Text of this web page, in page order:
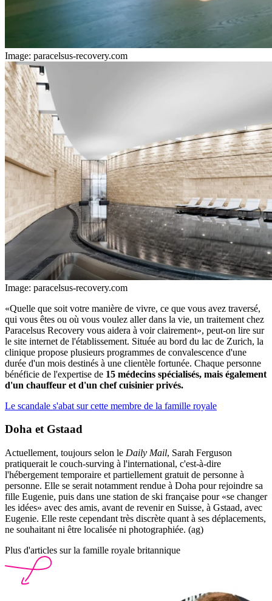
Image: paracelsus-recovery.com
Image: paracelsus-recovery.com
«Quelle que soit votre manière de vivre, ce que vous avez traversé,
qui vous êtes ou où vous voulez aller dans la vie, un traitement chez
Paracelsus Recovery vous aidera à voir clairement», peut-on lire sur
le site internet de l'établissement. Située au bord du lac de Zurich, la
clinique propose plusieurs programmes de convalescence d'une
durée d'un mois destinés à une clientèle fortunée. Chaque personne
bénéficie de l'expertise de 15 médecins spécialisés, mais également
d'un chauffeur et d'un chef cuisinier privés.
Le scandale s'abat sur cette membre de la famille royale
Doha et Gstaad
Actuellement, toujours selon le Daily Mail, Sarah Ferguson
pratiquerait le couch-surving à l'international, c'est-à-dire
l'hébergement temporaire et partiellement gratuit de personne à
personne. Elle se serait notamment rendue à Doha pour rejoindre sa
fille Eugenie, puis dans une station de ski française pour «se changer
les idées» avec des amis, avant de revenir en Suisse, à Gstaad, avec
Eugenie. Elle reste cependant très discrète quant à ses déplacements,
ne souhaitant ni être localisée ni photographiée. (ag)
Plus d'articles sur la famille royale britannique